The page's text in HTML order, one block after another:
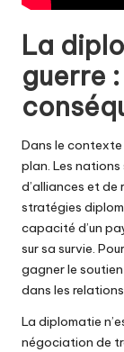
La
guerre
Dans le
plan. Les
d’alliances et
stratégies
capacité d’un
sur sa survie.
gagner le
dans les
La diplomatie
négociation de